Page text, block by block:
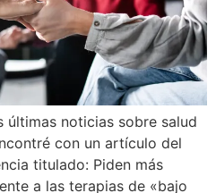
últimas noticias sobre salud
con un artículo del
titulado: Piden más
a las terapias de «bajo